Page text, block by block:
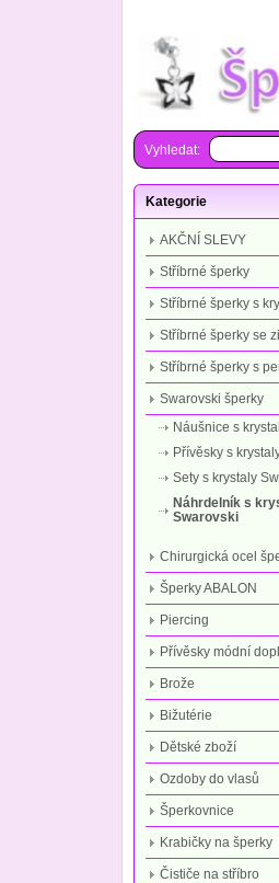
Vyhledat:
Kategorie
AKČNÍ SLEVY
Stříbrné šperky
Stříbrné šperky s
Stříbrné šperky se
Stříbrné šperky s
Swarovski šperky
Náušnice s
Přívěsky s
Sety s krystaly
Náhrdelník s
Swarovski
Chirurgická ocel
Šperky ABALON
Piercing
Přívěsky módní
Brože
Bižutérie
Dětské zboží
Ozdoby do vlasů
Šperkovnice
Krabičky na šperky
Čističe na stříbro